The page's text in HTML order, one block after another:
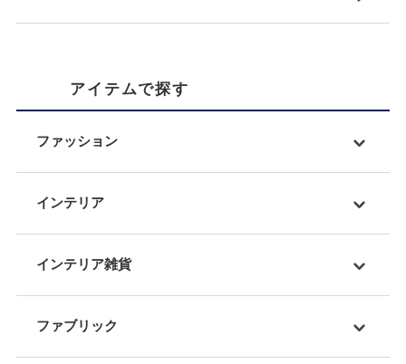
アイテムで探す
ファッション
インテリア
インテリア雑貨
ファブリック